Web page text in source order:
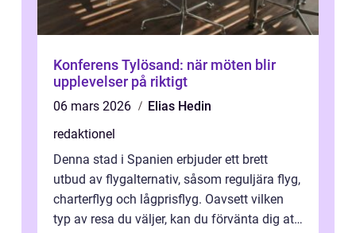
Konferens Tylösand: när möten blir
upplevelser på riktigt
06 mars 2026
Elias Hedin
redaktionel
Denna stad i Spanien erbjuder ett brett
utbud av flygalternativ, såsom reguljära flyg,
charterflyg och lågprisflyg. Oavsett vilken
typ av resa du väljer, kan du förvänta dig att